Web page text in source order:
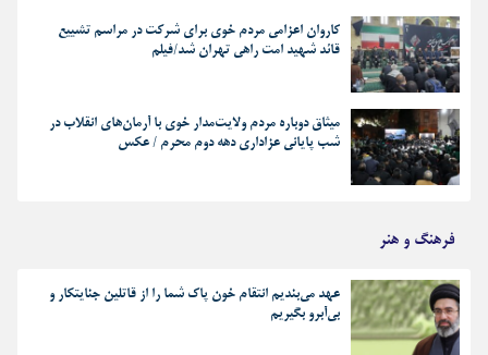
کاروان اعزامی مردم خوی برای شرکت در مراسم تشییع
قائد شهید امت راهی تهران شد/فیلم
میثاق دوباره مردم ولایت‌مدار خوی با آرمان‌های انقلاب در
شب پایانی عزاداری دهه دوم محرم / عکس
فرهنگ و هنر
عهد می‌بندیم انتقام خون پاک شما را از قاتلین جنایتکار و
بی‌آبرو بگیریم